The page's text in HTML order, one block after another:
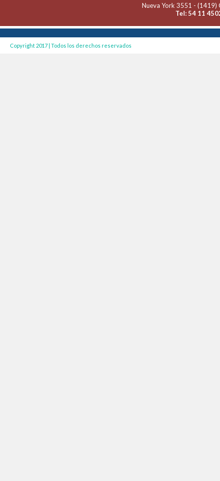
Nueva York 3551 - (1419)
Tel: 54 11
Copyright 2017 | Todos los derechos reservados